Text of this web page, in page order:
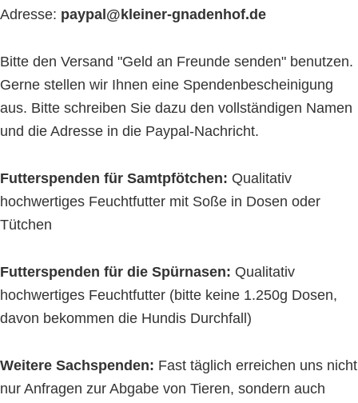
Adresse: paypal@kleiner-gnadenhof.de
Bitte den Versand "Geld an Freunde senden" benutzen.
Gerne stellen wir Ihnen eine Spendenbescheinigung
aus. Bitte schreiben Sie dazu den vollständigen Namen
und die Adresse in die Paypal-Nachricht.
Futterspenden für Samtpfötchen: Qualitativ
hochwertiges Feuchtfutter mit Soße in Dosen oder
Tütchen
Futterspenden für die Spürnasen: Qualitativ
hochwertiges Feuchtfutter (bitte keine 1.250g Dosen,
davon bekommen die Hundis Durchfall)
Weitere Sachspenden: Fast täglich erreichen uns nicht
nur Anfragen zur Abgabe von Tieren, sondern auch